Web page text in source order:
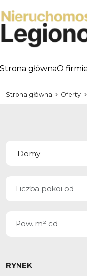
Strona głównaO firmie
Strona główna Oferty
RYNEK